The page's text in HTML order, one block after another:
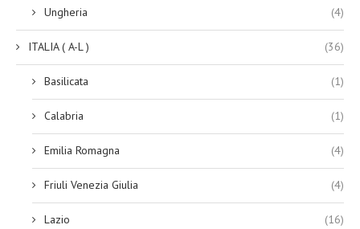
Ungheria (4)
ITALIA ( A-L ) (36)
Basilicata (1)
Calabria (1)
Emilia Romagna (4)
Friuli Venezia Giulia (4)
Lazio (16)